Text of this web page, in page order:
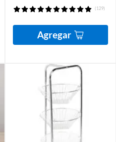
(129)
Agregar